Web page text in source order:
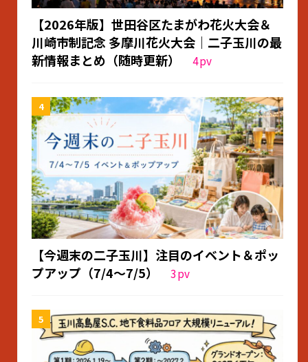
【2026年版】世田谷区たまがわ花火大会＆
川崎市制記念 多摩川花火大会｜二子玉川の最
新情報まとめ（随時更新）
4pv
【今週末の二子玉川】注目のイベント＆ポッ
プアップ（7/4〜7/5）
3pv